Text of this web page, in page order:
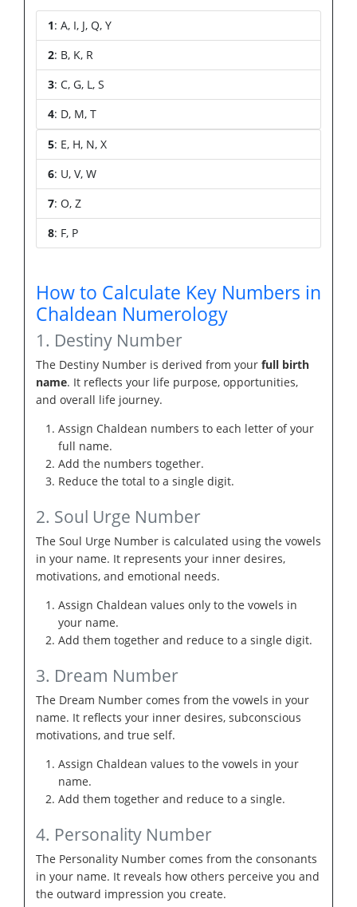
1: A, I, J, Q, Y
2: B, K, R
3: C, G, L, S
4: D, M, T
5: E, H, N, X
6: U, V, W
7: O, Z
8: F, P
How to Calculate Key Numbers in
Chaldean Numerology
1. Destiny Number
The Destiny Number is derived from your full birth
name. It reflects your life purpose, opportunities,
and overall life journey.
Assign Chaldean numbers to each letter of your
full name.
Add the numbers together.
Reduce the total to a single digit.
2. Soul Urge Number
The Soul Urge Number is calculated using the vowels
in your name. It represents your inner desires,
motivations, and emotional needs.
Assign Chaldean values only to the vowels in
your name.
Add them together and reduce to a single digit.
3. Dream Number
The Dream Number comes from the vowels in your
name. It reflects your inner desires, subconscious
motivations, and true self.
Assign Chaldean values to the vowels in your
name.
Add them together and reduce to a single.
4. Personality Number
The Personality Number comes from the consonants
in your name. It reveals how others perceive you and
the outward impression you create.